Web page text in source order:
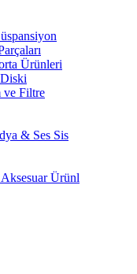
Ürünleri
ve Filtre
& Ses Sis
Ürünl